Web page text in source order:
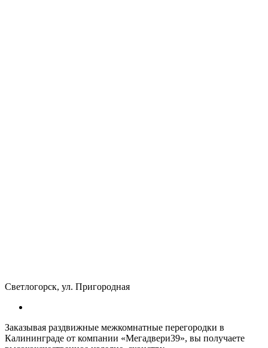
Светлогорск, ул. Пригородная
Заказывая раздвижные межкомнатные перегородки в
Калининграде от компании «Мегадвери39», вы получаете